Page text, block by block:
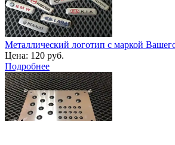
Металлический логотип с маркой
Цена: 120 руб.
Подробнее